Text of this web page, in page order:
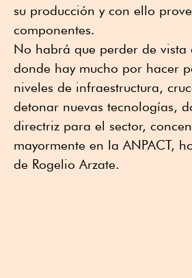
su producción y con ello
componentes.
No habrá que perder de vista
donde hay mucho por hacer
niveles de infraestructura,
detonar nuevas tecnologías,
directriz para el sector,
mayormente en la ANPACT,
de Rogelio Arzate.